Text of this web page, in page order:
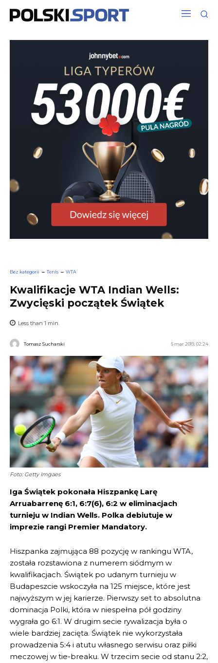
Bez kategorii Tenis WTA
Kwalifikacje WTA Indian Wells:
Zwycięski początek Świątek
Less than 1 min.
Tomasz Sucharski 5 mar 2019, 02:24
Foto: Getty Imgaes
Iga Świątek pokonała Hiszpankę Larę
Arruabarrenę 6:1, 6:7(6), 6:2 w eliminacjach
turnieju w Indian Wells. Polka debiutuje w
imprezie rangi Premier Mandatory.
Hiszpanka zajmująca 88 pozycję w rankingu WTA,
została rozstawiona z numerem siódmym w
kwalifikacjach. Świątek po udanym turnieju w
Budapeszcie wskoczyła na 125 miejsce, które jest
najwyższym w jej karierze. Pierwszy set to absolutna
dominacja Polki, która w niespełna pół godziny
wygrała go 6:1. W drugim secie rywalizacja była o
wiele bardziej zacięta. Świątek nie wykorzystała
prowadzenia 5:4 i atutu własnego serwisu oraz piłki
meczowej w tie-breaku. W trzecim secie od stanu 2:2,